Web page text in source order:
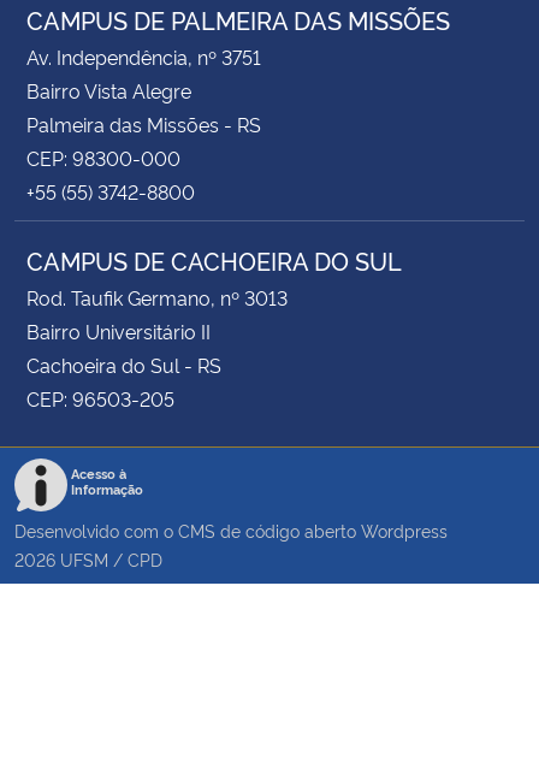
CAMPUS DE PALMEIRA DAS MISSÕES
Av. Independência, nº 3751
Bairro Vista Alegre
Palmeira das Missões - RS
CEP: 98300-000
+55 (55) 3742-8800
CAMPUS DE CACHOEIRA DO SUL
Rod. Taufik Germano, nº 3013
Bairro Universitário II
Cachoeira do Sul - RS
CEP: 96503-205
Acesso à
Informação
Desenvolvido com o CMS de código aberto Wordpress
2026 UFSM / CPD